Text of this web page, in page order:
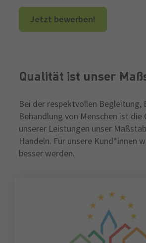
Jetzt bewerben!
Qualität ist unser
Bei der respektvollen Begleitung,
Behandlung von Menschen ist die
unserer Leistungen unser
Handeln. Für unsere Kund*innen
besser werden.